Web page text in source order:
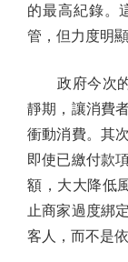
的最高紀錄。
管，但力度明顯
政府今次的
靜期，讓消費
衝動消費。其
即使已繳付款
額，大大降低
止商家過度綁
客人，而不是